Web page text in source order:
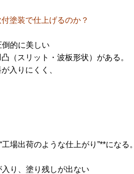
塗装で仕上げるのか？
的に美しい
（スリット・波板形状）がある。
入りにくく、
場出荷のような仕上がり”**になる。
り、塗り残しが出ない